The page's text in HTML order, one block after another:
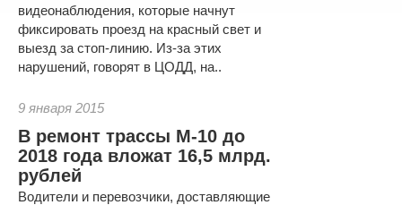
видеонаблюдения, которые начнут
фиксировать проезд на красный свет и
выезд за стоп-линию. Из-за этих
нарушений, говорят в ЦОДД, на..
9 января 2015
В ремонт трассы М-10 до
2018 года вложат 16,5 млрд.
рублей
Водители и перевозчики, доставляющие